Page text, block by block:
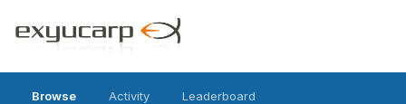
Browse Activity Leaderboard